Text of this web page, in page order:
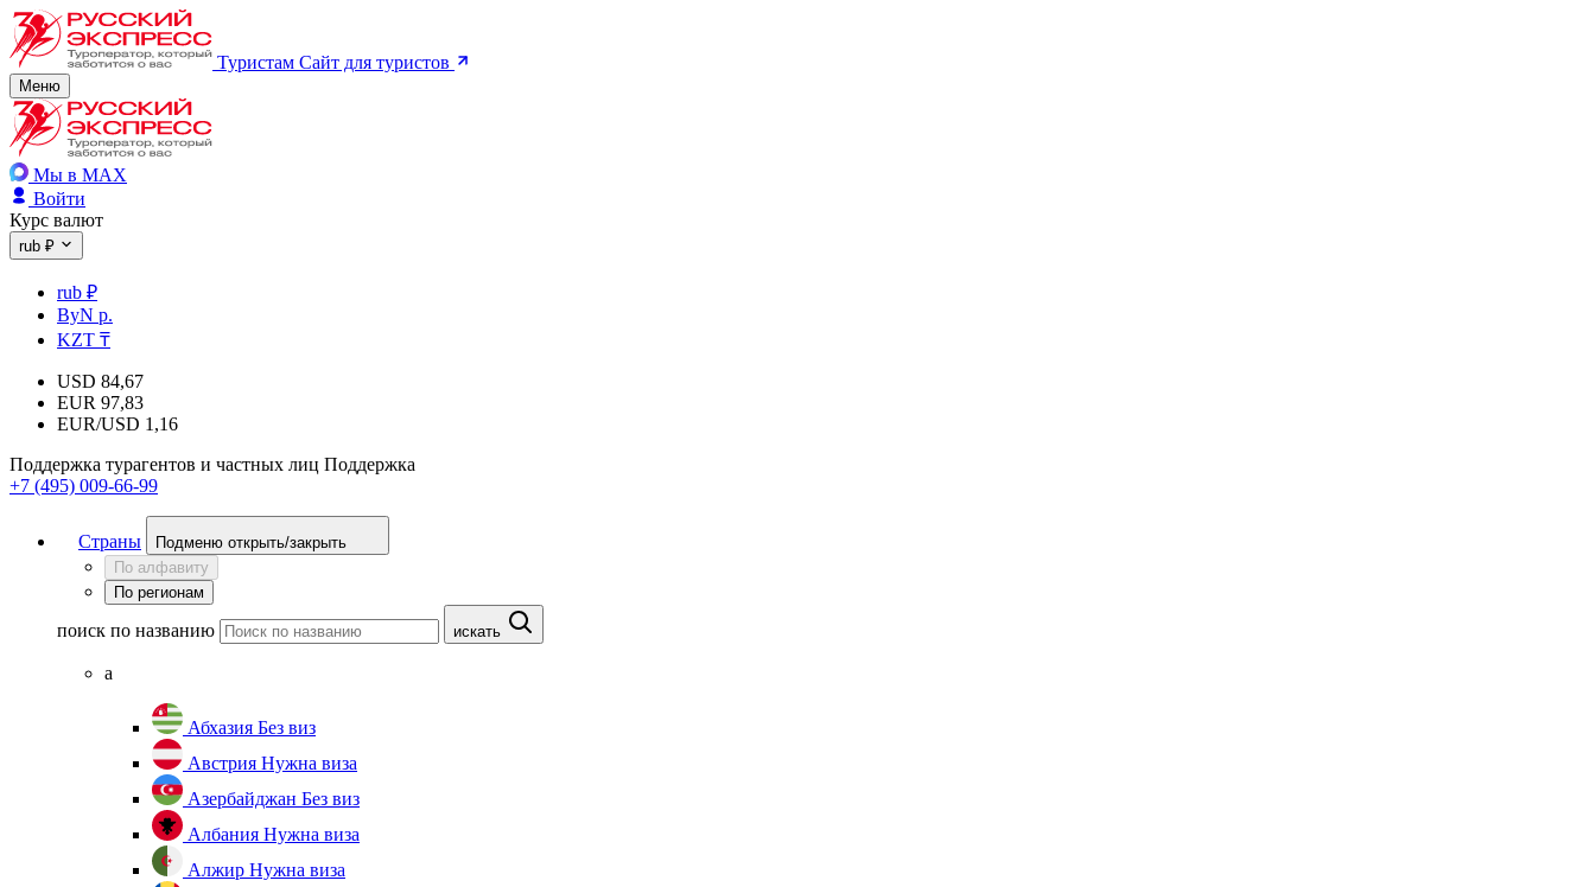
Туристам Сайт для туристов
Меню
Мы в MAX
Войти
Курс валют
rub ₽
rub ₽
ByN р.
KZT ₸
USD 84,67
EUR 97,83
EUR/USD 1,16
Поддержка турагентов и частных лиц Поддержка
+7 (495) 009-66-99
Страны
Подменю открыть/закрыть
По алфавиту
По регионам
поиск по названию искать
а
Абхазия Без виз
Австрия Нужна виза
Азербайджан Без виз
Албания Нужна виза
Алжир Нужна виза